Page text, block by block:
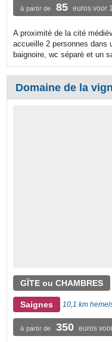
à partir de 85 euros voor
A proximité de la cité
accueille 2 personnes dans
baignoire, wc séparé et un
Domaine de la
GÏTE ou CHAMBRES
Saignes 10,1 km
à partir de 350 euros